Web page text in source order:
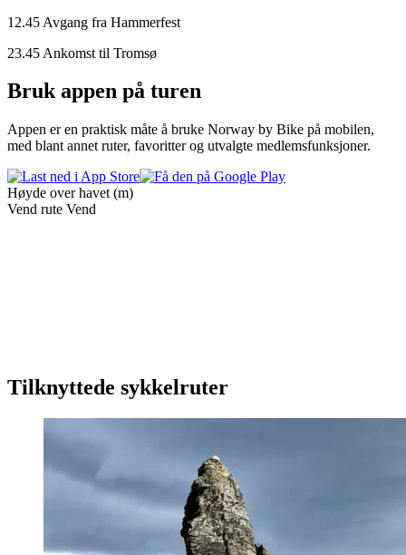
12.45 Avgang fra Hammerfest
23.45 Ankomst til Tromsø
Bruk appen på turen
Appen er en praktisk måte å bruke Norway by Bike på mobilen,
med blant annet ruter, favoritter og utvalgte medlemsfunksjoner.
Høyde over havet (m)
Vend rute Vend
Tilknyttede sykkelruter